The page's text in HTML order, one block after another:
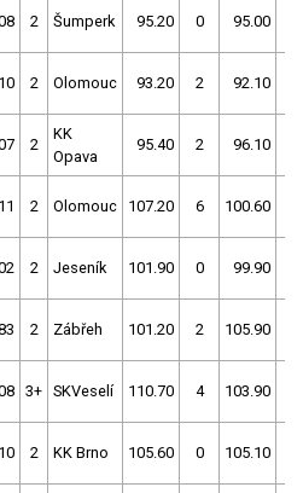
2 Šumperk 95.20 0 95.00
2 Olomouc 93.20 2 92.10
2
KK
Opava
95.40 2 96.10
2 Olomouc 107.20 6 100.60
2 Jeseník 101.90 0 99.90
2 Zábřeh 101.20 2 105.90
3+ SKVeselí 110.70 4 103.90
2 KK Brno 105.60 0 105.10